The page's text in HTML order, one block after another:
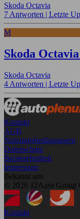
Skoda Octavia
7 Antworten | Letzte
M
Skoda
Skoda Octavia
4 Antworten | Letzte
Kontakt
AGB
Nutzungsbedingungen
Datenschutz
Barrierefreiheit
Impressum
Bekannt aus
© 2026 12Auto Group
Kontakt